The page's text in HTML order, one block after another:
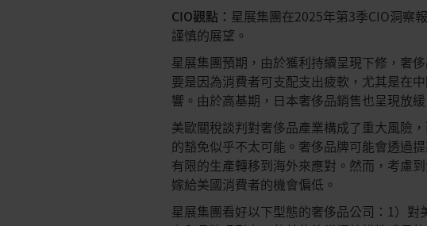
CIO觀點： 星展集團在2025年第3季CIO洞察
謹慎的展望。
星展集團預期，由於獲利持續呈現下修，奢
要是因為消費者可支配支出疲軟，尤其是在
響。由於高基期，日本奢侈品銷售也呈現放緩
美歐關稅談判對奢侈品產業構成了重大風險
的豁免似乎不太可能。奢侈品牌可能會透過
有限的生產轉移到海外來應對。然而，考慮
嫁給美國消費者的機會偏低。
星展集團看好以下型態的奢侈品公司：1）